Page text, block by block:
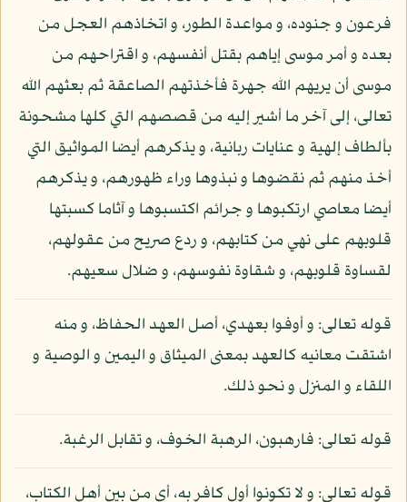
فرعون و جنوده، و مواعدة الطور، و اتخاذهم العجل من
بعده و أمر موسى إياهم بقتل أنفسهم، و اقتراحهم من
موسى أن يريهم الله جهرة فأخذتهم الصاعقة ثم بعثهم الله
تعالى، إلى آخر ما أشير إليه من قصصهم التي كلها مشحونة
بألطاف إلهية و عنايات ربانية، و يذكرهم أيضا المواثيق التي
أخذ منهم ثم نقضوها و نبذوها وراء ظهورهم، و يذكرهم
أيضا معاصي ارتكبوها و جرائم اكتسبوها و آثاما كسبتها
قلوبهم على نهي من كتابهم، و ردع صريح من عقولهم،
لقساوة قلوبهم، و شقاوة نفوسهم، و ضلال سعيهم.
قوله تعالى: و أوفوا بعهدي، أصل العهد الحفاظ، و منه
اشتقت معانيه كالعهد بمعنى الميثاق و اليمين و الوصية و
اللقاء و المنزل و نحو ذلك.
قوله تعالى: فارهبون، الرهبة الخوف، و تقابل الرغبة.
قوله تعالى: و لا تكونوا أول كافر به، أي من بين أهل الكتاب،